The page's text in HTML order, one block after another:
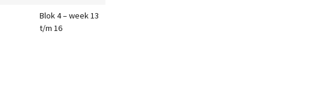
Blok 4 – week 13
t/m 16